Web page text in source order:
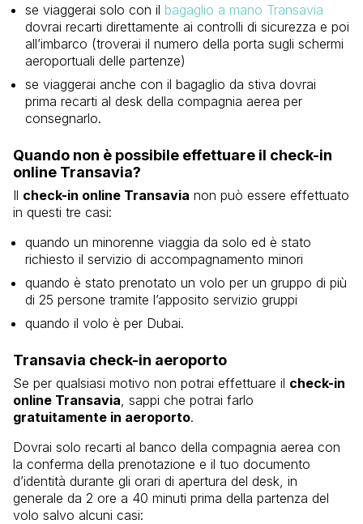
se viaggerai solo con il bagaglio a mano Transavia
dovrai recarti direttamente ai controlli di sicurezza e poi
all’imbarco (troverai il numero della porta sugli schermi
aeroportuali delle partenze)
se viaggerai anche con il bagaglio da stiva dovrai
prima recarti al desk della compagnia aerea per
consegnarlo.
Quando non è possibile effettuare il check-in
online Transavia?
Il check-in online Transavia non può essere effettuato
in questi tre casi:
quando un minorenne viaggia da solo ed è stato
richiesto il servizio di accompagnamento minori
quando è stato prenotato un volo per un gruppo di più
di 25 persone tramite l’apposito servizio gruppi
quando il volo è per Dubai.
Transavia check-in aeroporto
Se per qualsiasi motivo non potrai effettuare il check-in
online Transavia , sappi che potrai farlo
gratuitamente in aeroporto.
Dovrai solo recarti al banco della compagnia aerea con
la conferma della prenotazione e il tuo documento
d’identità durante gli orari di apertura del desk, in
generale da 2 ore a 40 minuti prima della partenza del
volo salvo alcuni casi: